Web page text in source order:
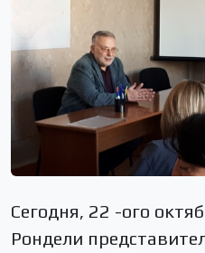
Сегодня, 22 -ого
Рондели